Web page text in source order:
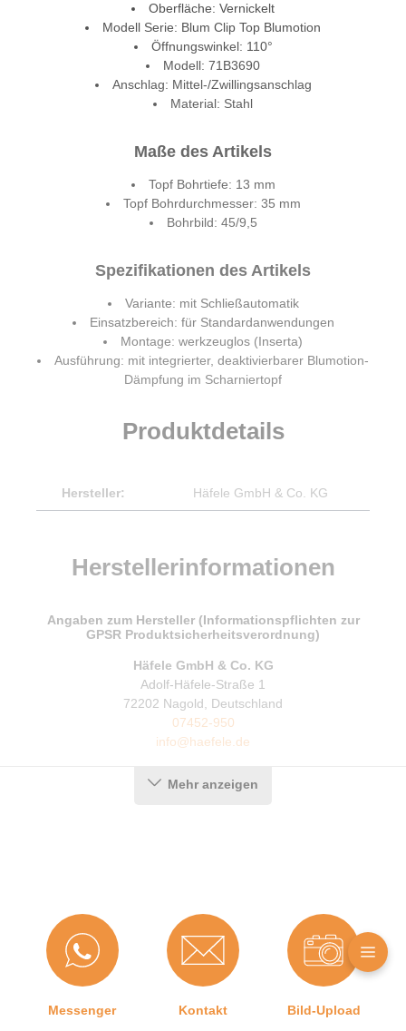
Oberfläche: Vernickelt
Modell Serie: Blum Clip Top Blumotion
Öffnungswinkel: 110°
Modell: 71B3690
Anschlag: Mittel-/Zwillingsanschlag
Material: Stahl
Maße des Artikels
Topf Bohrtiefe: 13 mm
Topf Bohrdurchmesser: 35 mm
Bohrbild: 45/9,5
Spezifikationen des Artikels
Variante: mit Schließautomatik
Einsatzbereich: für Standardanwendungen
Montage: werkzeuglos (Inserta)
Ausführung: mit integrierter, deaktivierbarer Blumotion-
Dämpfung im Scharniertopf
Produktdetails
Hersteller: Häfele GmbH & Co. KG
Herstellerinformationen
Angaben zum Hersteller (Informationspflichten zur
GPSR Produktsicherheitsverordnung)
Häfele GmbH & Co. KG
Adolf-Häfele-Straße 1
72202 Nagold, Deutschland
07452-950
info@haefele.de
Mehr anzeigen
Messenger Kontakt Bild-Upload